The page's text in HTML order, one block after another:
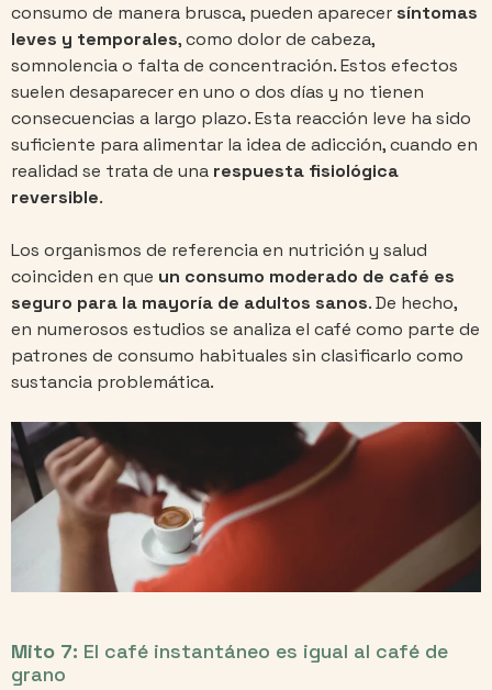
consumo de manera brusca, pueden aparecer síntomas
leves y temporales, como dolor de cabeza,
somnolencia o falta de concentración. Estos efectos
suelen desaparecer en uno o dos días y no tienen
consecuencias a largo plazo. Esta reacción leve ha sido
suficiente para alimentar la idea de adicción, cuando en
realidad se trata de una respuesta fisiológica
reversible.
Los organismos de referencia en nutrición y salud
coinciden en que un consumo moderado de café es
seguro para la mayoría de adultos sanos. De hecho,
en numerosos estudios se analiza el café como parte de
patrones de consumo habituales sin clasificarlo como
sustancia problemática.
Mito 7: El café instantáneo es igual al café de
grano